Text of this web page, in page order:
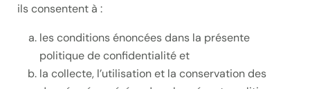
ils consentent à :
les conditions énoncées dans la présente
politique de confidentialité et
la collecte, l’utilisation et la conservation des